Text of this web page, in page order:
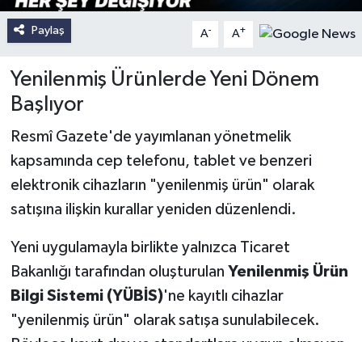
Paylaş A- A+
Yenilenmiş Ürünlerde Yeni Dönem
Başlıyor
Resmî Gazete'de yayımlanan yönetmelik
kapsamında cep telefonu, tablet ve benzeri
elektronik cihazların "yenilenmiş ürün" olarak
satışına ilişkin kurallar yeniden düzenlendi.
Yeni uygulamayla birlikte yalnızca Ticaret
Bakanlığı tarafından oluşturulan Yenilenmiş Ürün
Bilgi Sistemi (YÜBİS)'ne kayıtlı cihazlar
"yenilenmiş ürün" olarak satışa sunulabilecek.